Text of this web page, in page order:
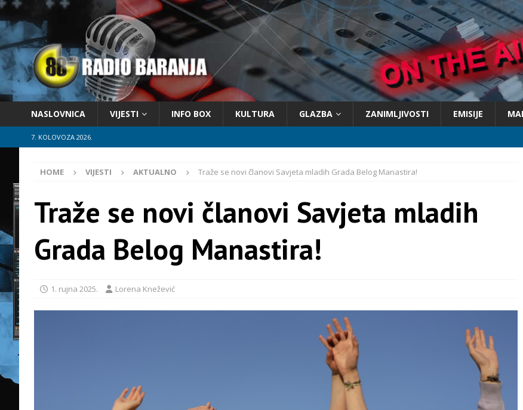
NASLOVNICA VIJESTI INFO BOX KULTURA GLAZBA ZANIMLJIVOSTI EMISIJE
7. KOLOVOZA 2026.
HOME VIJESTI AKTUALNO Traže se novi članovi Savjeta mladih Grada Belog Manastira!
Traže se novi članovi Savjeta mladih
Grada Belog Manastira!
1. rujna 2025. Lorena Knežević